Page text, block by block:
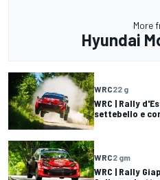
More
Hyundai
WRC22 g
WRC | Rally
settebello e
WRC2 gm
WRC | Rally